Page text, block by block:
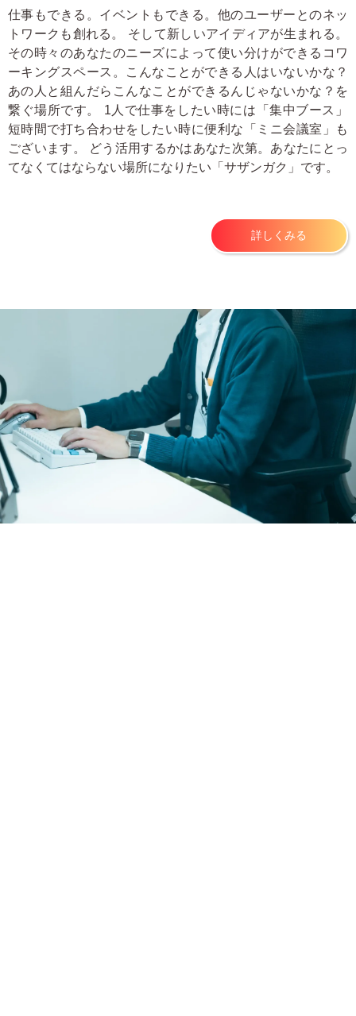
仕事もできる。イベントもできる。他のユーザーとのネッ
トワークも創れる。 そして新しいアイディアが生まれる。
その時々のあなたのニーズによって使い分けができるコワ
ーキングスペース。こんなことができる人はいないかな？
あの人と組んだらこんなことができるんじゃないかな？を
繋ぐ場所です。 1人で仕事をしたい時には「集中ブース」
短時間で打ち合わせをしたい時に便利な「ミニ会議室」も
ございます。 どう活用するかはあなた次第。あなたにとっ
てなくてはならない場所になりたい「サザンガク」です。
詳しくみる